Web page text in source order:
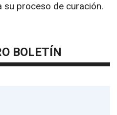
su proceso de curación.
BOLETÍN